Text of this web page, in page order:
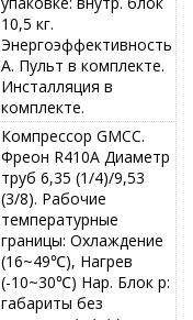
10,5 кг.
Энергоэффективность
А. Пульт в комплекте.
Инсталляция в
комплекте.
Компрессор GMCC.
Фреон R410A Диаметр
труб 6,35 (1/4)/9,53
(3/8). Рабочие
температурные
границы: Охлаждение
(16~49℃), Нагрев
(-10~30℃) Нар. Блок р:
габариты без